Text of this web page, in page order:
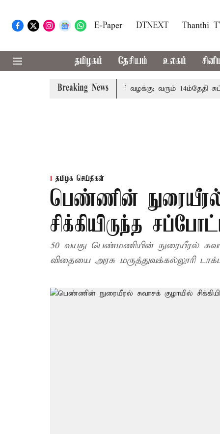
E-Paper DTNEXT Thanthi
தமிழகம் தேசியம் உலகம்
Breaking News
அரசுப்பணி வழக்கு; வரும் 14ம்தேதி
தமிழக செய்திகள்
பெண்ணின் நுரையீரல்
சிக்கியிருந்த
50 வயது பெண்மணியின் நுரையீரல்
விதையை அரசு மருத்துவக்கல்லூரி